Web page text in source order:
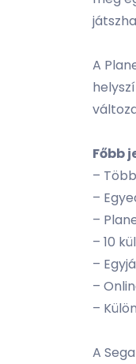
A
Főbb
–
–
–
– 10
–
–
–
A